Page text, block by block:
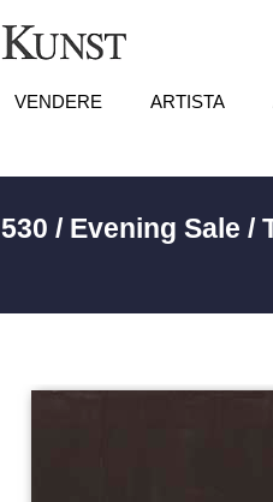
VENDERE ARTISTA
530 / Evening Sale /